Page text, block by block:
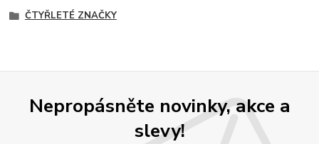
ČTYŘLETÉ ZNAČKY
Nepropásněte novinky, akce a
slevy!